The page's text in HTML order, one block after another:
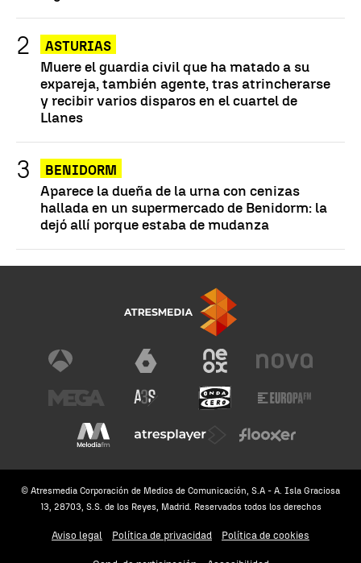
ASTURIAS
Muere el guardia civil que ha matado a su
expareja, también agente, tras atrincherarse
y recibir varios disparos en el cuartel de
Llanes
BENIDORM
Aparece la dueña de la urna con cenizas
hallada en un supermercado de Benidorm: la
dejó allí porque estaba de mudanza
© Atresmedia Corporación de Medios de Comunicación, S.A - A. Isla Graciosa
13, 28703, S.S. de los Reyes, Madrid. Reservados todos los derechos
Aviso legal Política de privacidad Política de cookies